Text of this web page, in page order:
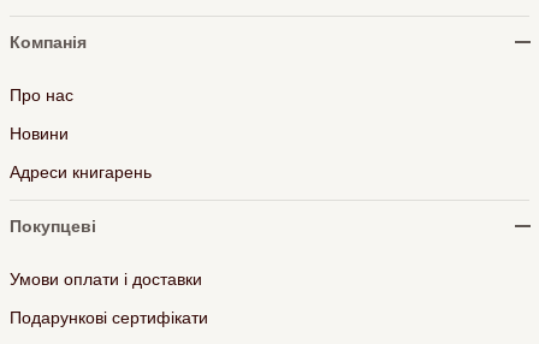
Компанія
Про нас
Новини
Адреси книгарень
Покупцеві
Умови оплати і доставки
Подарункові сертифікати